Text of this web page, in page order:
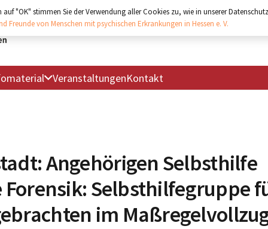
VeranstaltungenKontakt
Angehörigen Selbsthilfe
Selbsthilfegruppe
im
auf "OK" stimmen Sie der Verwendung aller Cookies zu, wie in unserer
von Menschen mit psychischen Erkrankungen in Hessen e. V.